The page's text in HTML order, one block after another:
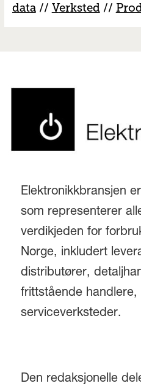
data// Verksted//
Elektronikkbransjen
som representerer
verdikjeden for
Norge, inkludert
distributører,
frittstående
serviceverksteder.
Den redaksjonelle